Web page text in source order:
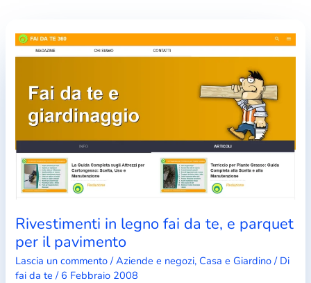
Rivestimenti in legno fai da te, e parquet
per il pavimento
Lascia un commento /Aziende e negozi, Casa e Giardino / Di
fai da te/ 6 Febbraio 2008